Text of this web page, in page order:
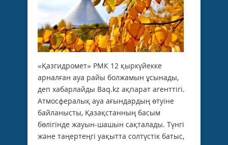
«Қазгидромет» РМК 12 қыркүйекке
арналған ауа райы болжамын ұсынады,
деп хабарлайды Baq.kz ақпарат агенттігі.
Атмосфералық ауа ағындардың өтуіне
байланысты, Қазақстанның басым
бөлігінде жауын-шашын сақталады. Түнгі
және таңертеңгі уақытта солтүстік батыс,